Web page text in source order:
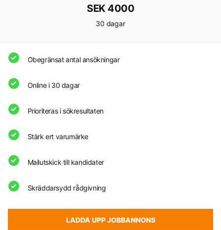
SEK 4000
30 dagar
Obegränsat antal ansökningar
Online i 30 dagar
Prioriteras i sökresultaten
Stärk ert varumärke
Mailutskick till kandidater
Skräddarsydd rådgivning
LADDA UPP JOBBANNONS